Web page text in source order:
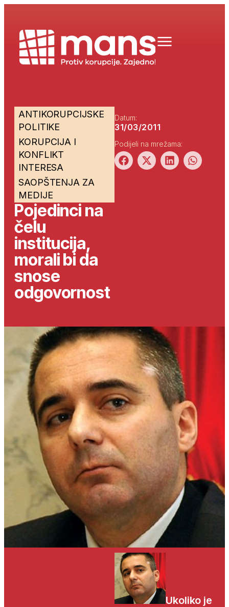
ANTIKORUPCIJSKE
POLITIKE
KORUPCIJA I
KONFLIKT
INTERESA
SAOPŠTENJA ZA
MEDIJE
Pojedinci na
čelu
institucija,
morali bi da
snose
odgovornost
Datum:
31/03/2011
Podijeli na mrežama:
Ukoliko je